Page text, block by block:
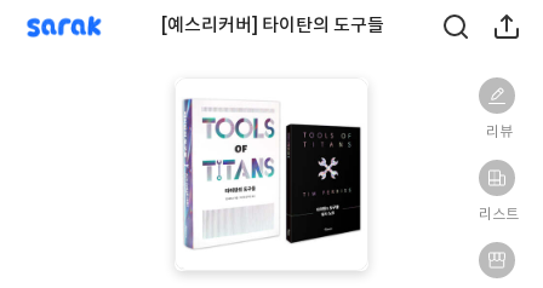
sarak [예스리커버] 타이탄의 도구들
리뷰
리스트